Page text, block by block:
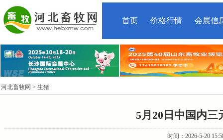
首页 价格行情 会展信
河北畜牧网 > 生猪
5月20日中国内
时间：2026-5-20